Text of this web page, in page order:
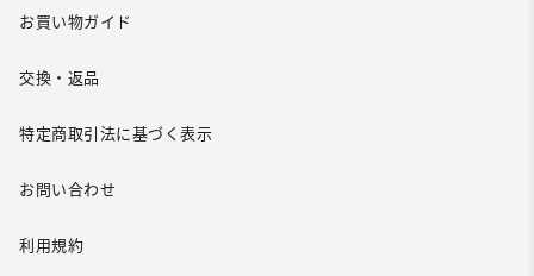
お買い物ガイド
交換・返品
特定商取引法に基づく表示
お問い合わせ
利用規約